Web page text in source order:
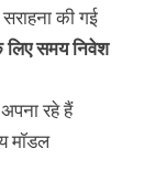
की गई
लिए समय निवेश
रहे हैं
मॉडल